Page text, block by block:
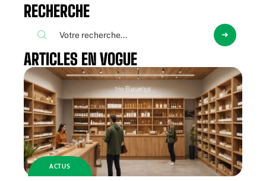
RECHERCHE
ARTICLES EN VOGUE
ACTUS